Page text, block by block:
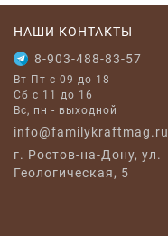
НАШИ КОНТАКТЫ
8-903-488-83-57
Вт-Пт с 09 до 18
Сб с 11 до 16
Вс, пн - выходной
info@familykraftmag.ru
г. Ростов-на-Дону, ул.
Геологическая, 5